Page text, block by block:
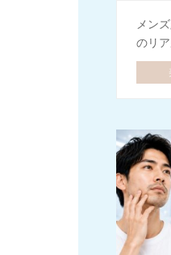
メン
のリ